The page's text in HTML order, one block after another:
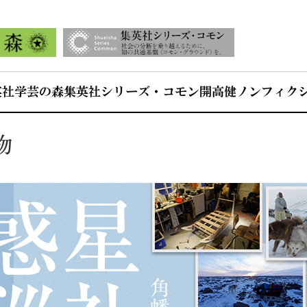
学芸の森集英社シリーズ・コモン 開高健ノンフィク